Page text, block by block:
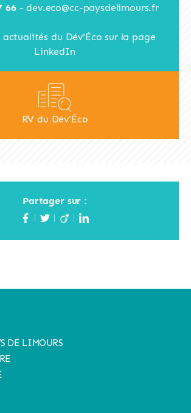
66-dev.eco@cc-paysdelimours.fr
actualités du Dév'Éco sur la page
LinkedIn
RV du Dév'Éco
Partager sur :
DE LIMOURS